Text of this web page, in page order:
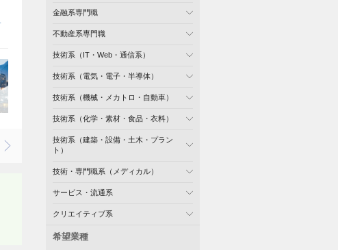
金融系専門職
不動産系専門職
技術系（IT・Web・通信系）
技術系（電気・電子・半導体）
技術系（機械・メカトロ・自動車）
技術系（化学・素材・食品・衣料）
技術系（建築・設備・土木・プラン
ト）
技術・専門職系（メディカル）
サービス・流通系
クリエイティブ系
希望業種